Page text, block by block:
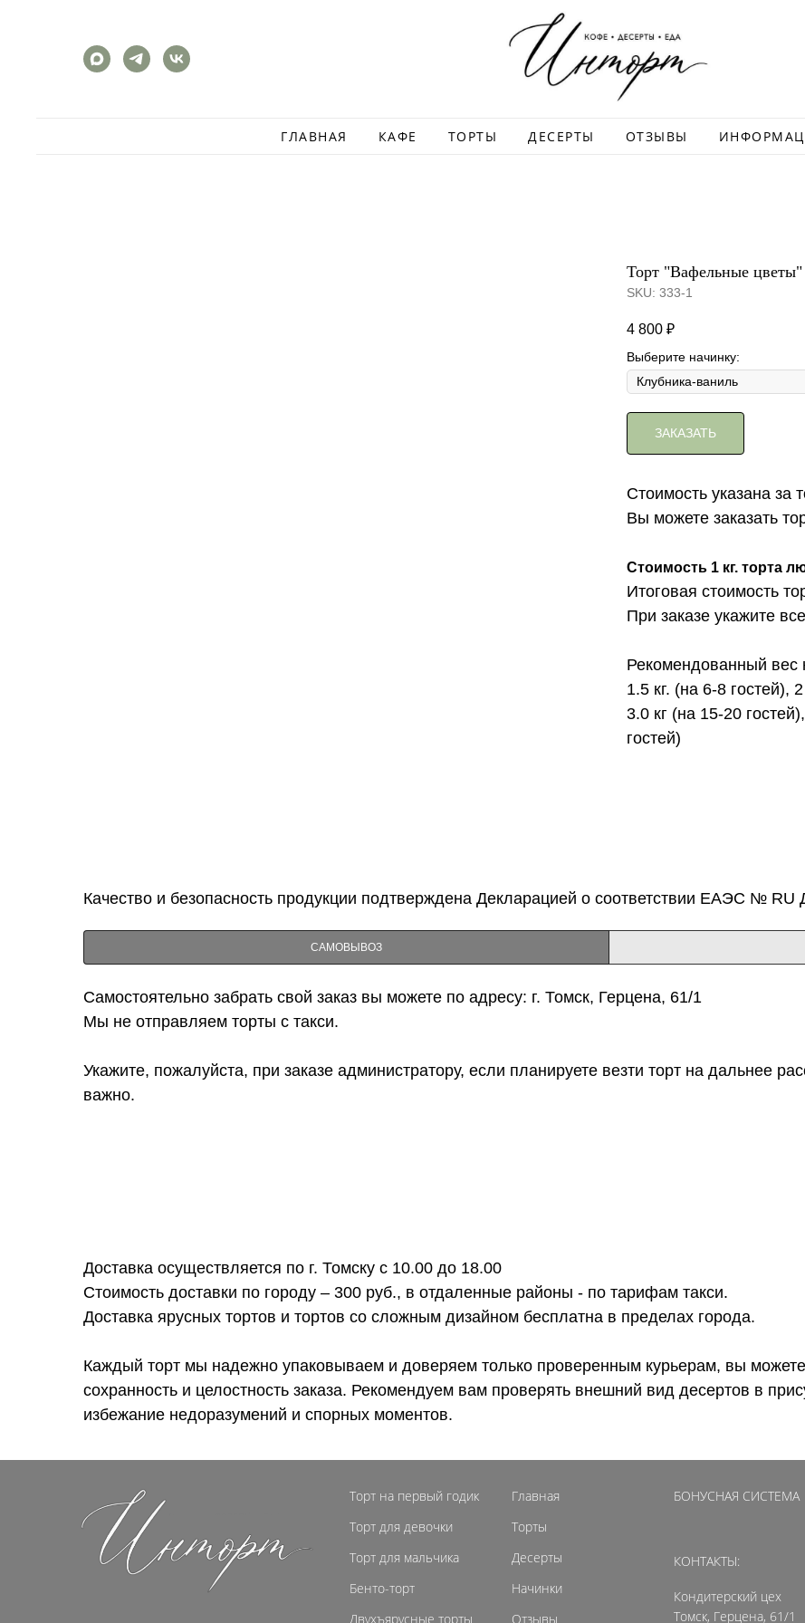
ГЛАВНАЯ КАФЕ ТОРТЫ ДЕСЕРТЫ ОТЗЫВЫ
Торт "Вафельные цветы"
SKU: 333-1
4 800 ₽
Выберите начинку:
ЗАКАЗАТЬ
Стоимость указана за
Вы можете заказать
Стоимость 1 кг. торта
Итоговая стоимость
При заказе укажите
Рекомендованный вес
1.5 кг. (на 6-8 гостей),
3.0 кг (на 15-20
гостей)
Качество и безопасность продукции подтверждена Декларацией о соответствии ЕАЭС № RU
САМОВЫВОЗ
Самостоятельно забрать свой заказ вы можете по адресу: г. Томск, Герцена, 61/1
Мы не отправляем торты с такси.
Укажите, пожалуйста, при заказе администратору, если планируете везти торт на дальнее
важно.
Доставка осуществляется по г. Томску с 10.00 до 18.00
Стоимость доставки по городу – 300 руб., в отдаленные районы - по тарифам такси.
Доставка ярусных тортов и тортов со сложным дизайном бесплатна в пределах города.
Каждый торт мы надежно упаковываем и доверяем только проверенным курьерам, вы
сохранность и целостность заказа. Рекомендуем вам проверять внешний вид десертов в
избежание недоразумений и спорных моментов.
Торт на первый годик
Торт для девочки
Торт для мальчика
Бенто-торт
Двухъярусные торты
Главная
Торты
Десерты
Начинки
Отзывы
БОНУСНАЯ СИСТЕМА
КОНТАКТЫ:
Кондитерский цех
Томск, Герцена, 61/1